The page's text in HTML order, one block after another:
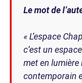
Le mot de
« L’espace
c’est un
met en
contemporain